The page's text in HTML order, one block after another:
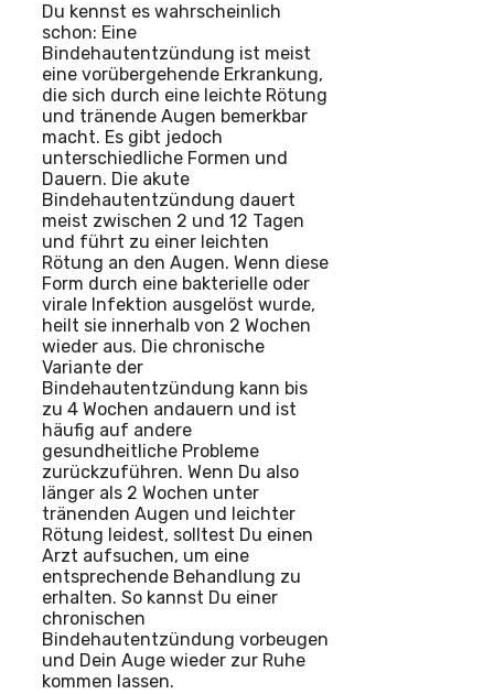
Du kennst es wahrscheinlich
schon: Eine
Bindehautentzündung ist meist
eine vorübergehende Erkrankung,
die sich durch eine leichte Rötung
und tränende Augen bemerkbar
macht. Es gibt jedoch
unterschiedliche Formen und
Dauern. Die akute
Bindehautentzündung dauert
meist zwischen 2 und 12 Tagen
und führt zu einer leichten
Rötung an den Augen. Wenn diese
Form durch eine bakterielle oder
virale Infektion ausgelöst wurde,
heilt sie innerhalb von 2 Wochen
wieder aus. Die chronische
Variante der
Bindehautentzündung kann bis
zu 4 Wochen andauern und ist
häufig auf andere
gesundheitliche Probleme
zurückzuführen. Wenn Du also
länger als 2 Wochen unter
tränenden Augen und leichter
Rötung leidest, solltest Du einen
Arzt aufsuchen, um eine
entsprechende Behandlung zu
erhalten. So kannst Du einer
chronischen
Bindehautentzündung vorbeugen
und Dein Auge wieder zur Ruhe
kommen lassen.